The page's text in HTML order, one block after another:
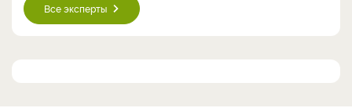
Все эксперты